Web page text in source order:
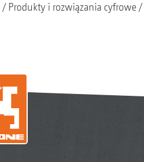
Produkty i rozwiązania cyfrowe